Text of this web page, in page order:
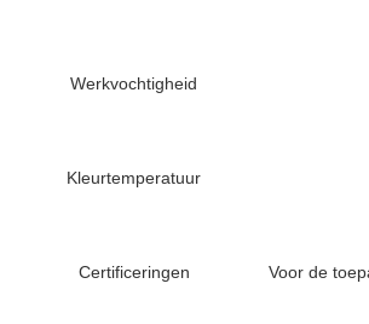
Werkvochtigheid
Kleurtemperatuur
Certificeringen Voor de